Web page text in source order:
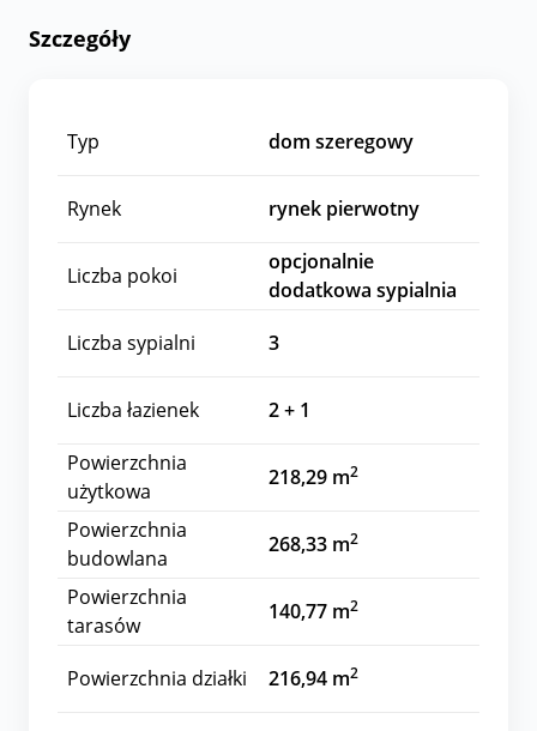
Szczegóły
Typ dom szeregowy
Rynek rynek pierwotny
Liczba pokoi
opcjonalnie
dodatkowa sypialnia
Liczba sypialni
3
Liczba łazienek
2 + 1
Powierzchnia
użytkowa
218,29 m2
Powierzchnia
budowlana
268,33 m2
Powierzchnia
tarasów
140,77 m2
Powierzchnia działki 216,94 m2